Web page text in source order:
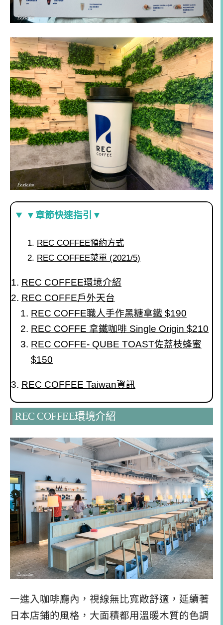
▼章節快速指引▼
REC COFFEE預約方式
REC COFFEE菜單 (2021/5)
REC COFFEE環境介紹
REC COFFE戶外天台
REC COFFE職人手作黑糖拿鐵 $190
REC COFFE 拿鐵咖啡 Single Origin $210
REC COFFE- QUBE TOAST佐荔枝蜂蜜
$150
REC COFFEE Taiwan資訊
REC COFFEE環境介紹
一進入咖啡廳內，視線無比寬敞舒適，延續著
日本店鋪的風格，大面積都用溫暖木質的色調